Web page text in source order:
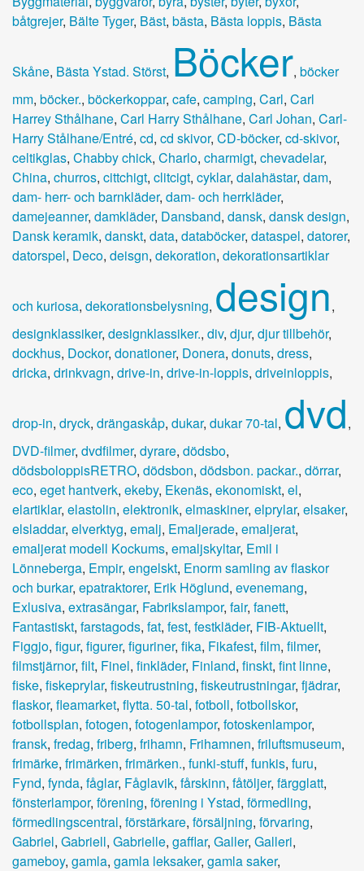
båtgrejer, Bälte Tyger, Bäst, bästa, Bästa loppis, Bästa
Skåne, Bästa Ystad. Störst, Böcker, böcker
mm, böcker., böckerkoppar, cafe, camping, Carl, Carl
Harrey Sthålhane, Carl Harry Sthålhane, Carl Johan, Carl-
Harry Stålhane/Entré, cd, cd skivor, CD-böcker, cd-skivor,
celtikglas, Chabby chick, Charlo, charmigt, chevadelar,
China, churros, cittchigt, clitcigt, cyklar, dalahästar, dam,
dam- herr- och barnkläder, dam- och herrkläder,
damejeanner, damkläder, Dansband, dansk, dansk design,
Dansk keramik, danskt, data, databöcker, dataspel, datorer,
datorspel, Deco, deisgn, dekoration, dekorationsartiklar
och kuriosa, dekorationsbelysning, design,
designklassiker, designklassiker., div, djur, djur tillbehör,
dockhus, Dockor, donationer, Donera, donuts, dress,
dricka, drinkvagn, drive-in, drive-in-loppis, driveinloppis,
drop-in, dryck, drängaskåp, dukar, dukar 70-tal, dvd,
DVD-filmer, dvdfilmer, dyrare, dödsbo,
dödsboloppisRETRO, dödsbon, dödsbon. packar., dörrar,
eco, eget hantverk, ekeby, Ekenäs, ekonomiskt, el,
elartiklar, elastolin, elektronik, elmaskiner, elprylar, elsaker,
elsladdar, elverktyg, emalj, Emaljerade, emaljerat,
emaljerat modell Kockums, emaljskyltar, Emil i
Lönneberga, Empir, engelskt, Enorm samling av flaskor
och burkar, epatraktorer, Erik Höglund, evenemang,
Exlusiva, extrasängar, Fabrikslampor, fair, fanett,
Fantastiskt, farstagods, fat, fest, festkläder, FIB-Aktuellt,
Figgjo, figur, figurer, figuriner, fika, Fikafest, film, filmer,
filmstjärnor, filt, Finel, finkläder, Finland, finskt, fint linne,
fiske, fiskeprylar, fiskeutrustning, fiskeutrustningar, fjädrar,
flaskor, fleamarket, flytta. 50-tal, fotboll, fotbollskor,
fotbollsplan, fotogen, fotogenlampor, fotoskenlampor,
fransk, fredag, friberg, frihamn, Frihamnen, friluftsmuseum,
frimärke, frimärken, frimärken., funki-stuff, funkis, furu,
Fynd, fynda, fåglar, Fåglavik, fårskinn, fåtöljer, färgglatt,
fönsterlampor, förening, förening i Ystad, förmedling,
förmedlingscentral, förstärkare, försäljning, förvaring,
Gabriel, Gabriell, Gabrielle, gafflar, Galler, Galleri,
gameboy, gamla, gamla leksaker, gamla saker,